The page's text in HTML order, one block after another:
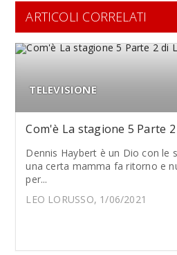
ARTICOLI CORRELATI
TELEVISIONE
Com'è La stagione 5 Parte
Dennis Haybert è un Dio con le
una certa mamma fa ritorno e
per...
LEO LORUSSO, 1/06/2021